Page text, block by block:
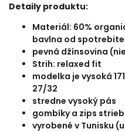
Detaily produktu:
Materiál: 60%
bavlna od
pevná džínsovina
Strih: relaxed fit
modelka je vysoká
27/32
stredne vysoký pás
gombíky a zips
vyrobené v Tunisku